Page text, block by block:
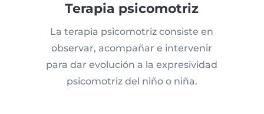
Terapia psicomotriz
La terapia psicomotriz consiste en
observar, acompañar e intervenir
para dar evolución a la expresividad
psicomotriz del niño o niña.